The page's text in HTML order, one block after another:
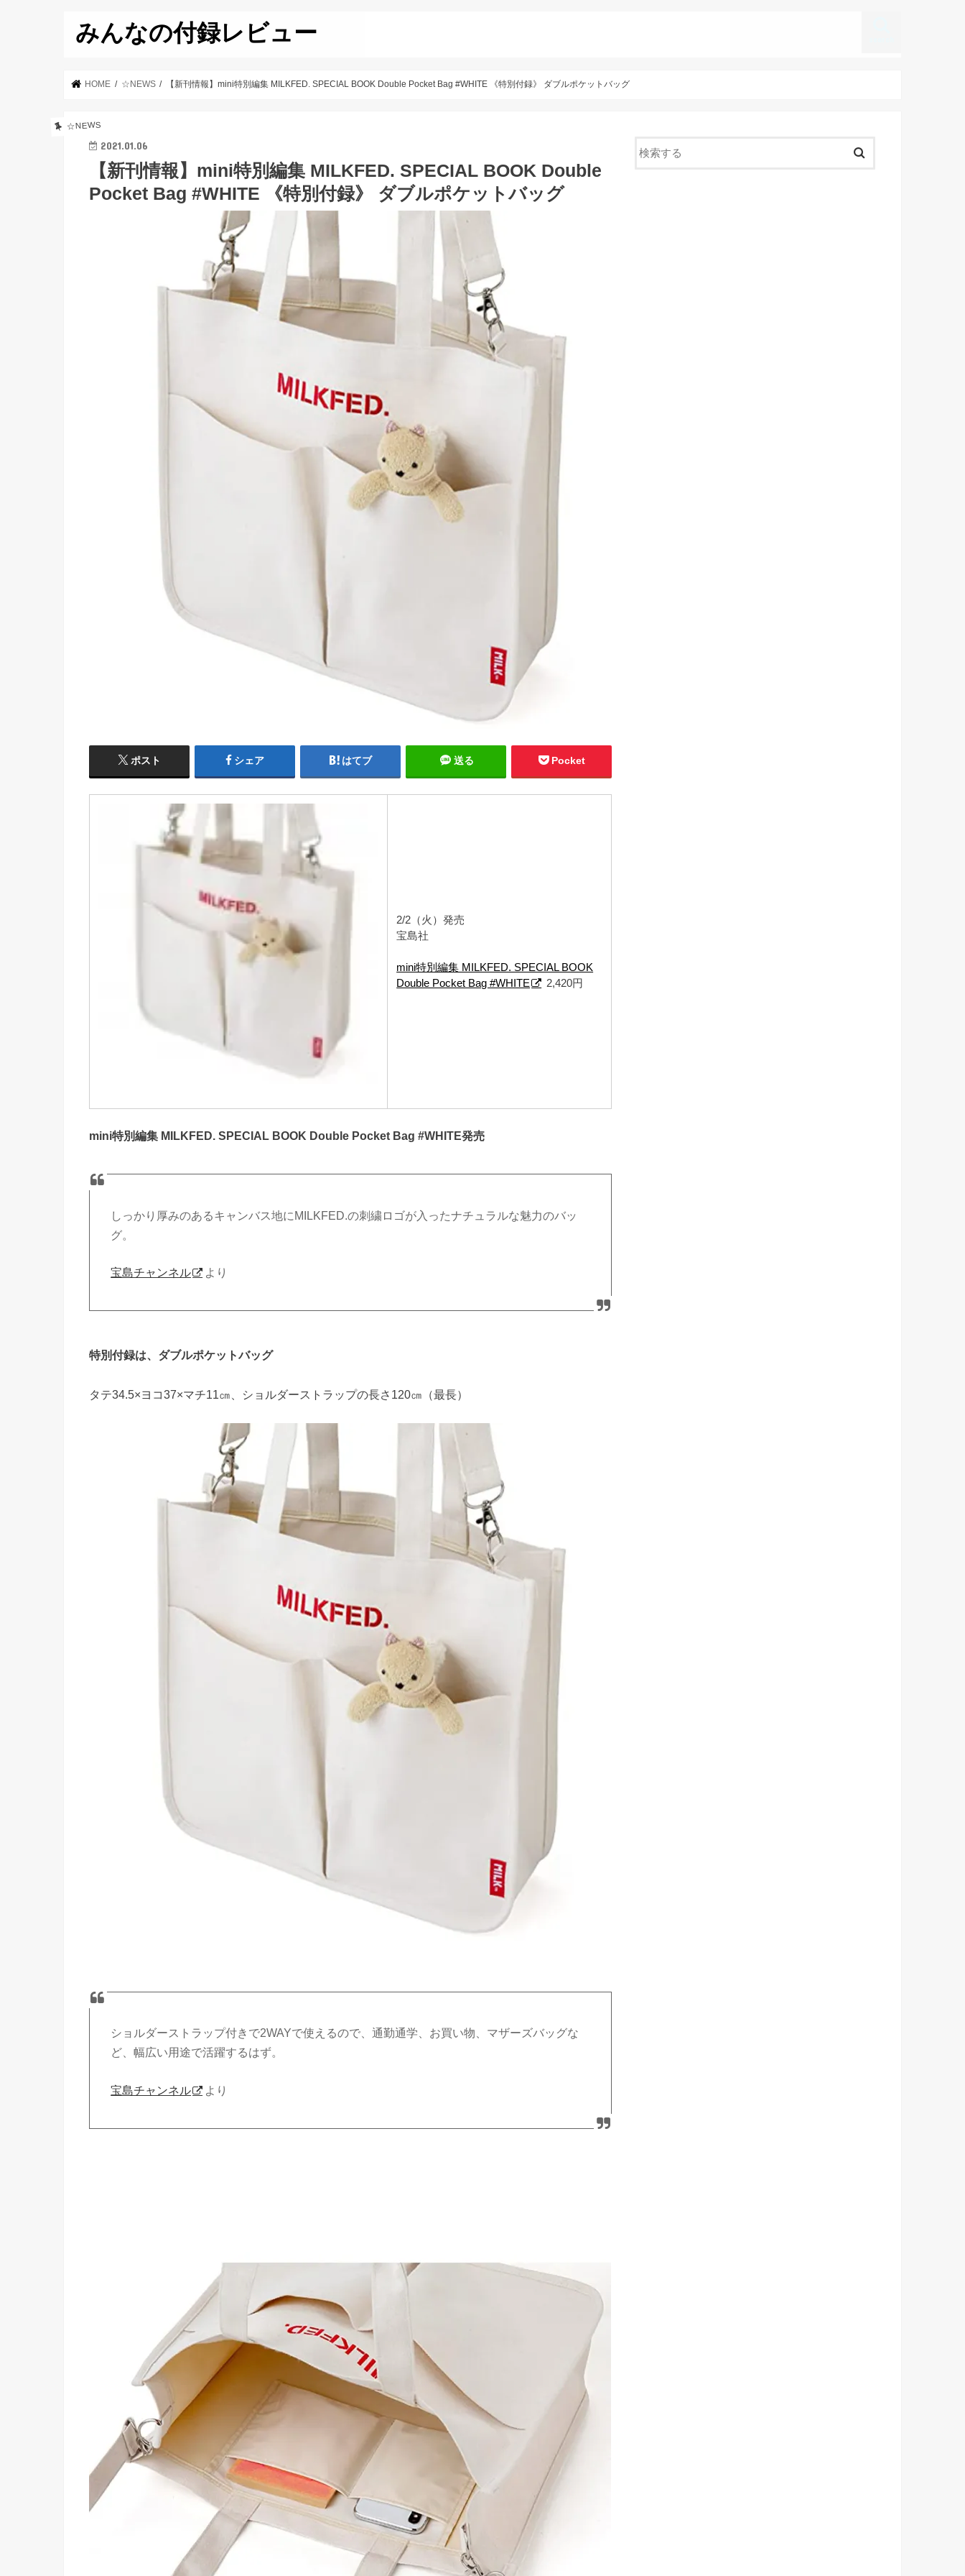
みんなの付録レビュー
HOME ☆NEWS 【新刊情報】mini特別編集 MILKFED. SPECIAL BOOK Double Pocket Bag #WHITE 《特別付録》 ダブルポケットバッグ
☆NEWS
2021.01.06
【新刊情報】mini特別編集 MILKFED. SPECIAL BOOK Double
Pocket Bag #WHITE 《特別付録》 ダブルポケットバッグ
ポスト シェア はてブ 送る Pocket
2/2（火）発売
宝島社
mini特別編集 MILKFED. SPECIAL BOOK
Double Pocket Bag #WHITE
2,420円
mini特別編集 MILKFED. SPECIAL BOOK Double Pocket Bag #WHITE発売
しっかり厚みのあるキャンバス地に MILKFED.の刺繍ロゴが入ったナチュラルな魅力のバッ
グ。
宝島チャンネル より
特別付録は、ダブルポケットバッグ
タテ34.5×ヨコ37×マチ11㎝、ショルダーストラップの長さ120㎝（最長）
ショルダーストラップ付きで2WAYで使えるので、通勤通学、お買い物、マザーズバッグな
ど、幅広い用途で活躍するはず。
宝島チャンネル より